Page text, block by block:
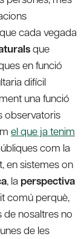
cada vegada
que
en funció
difícil
una funció
observatoris
el que ja tenim
com la
en sistemes on
, la perspectiva
comú perquè,
de nosaltres no
de les